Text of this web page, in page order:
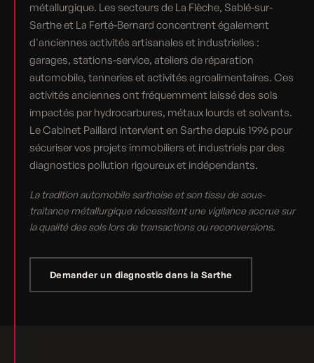
métallurgique. Les secteurs de La Flèche, Sablé-sur-
Sarthe et La Ferté-Bernard concentrent également
d'anciennes activités artisanales et industrielles :
garages, stations-service, ateliers de réparation
automobile, tanneries et activités agroalimentaires. Ces
activités anciennes ont fréquemment laissé des sols
impactés par hydrocarbures, métaux lourds et solvants.
Le Cabinet Paillard intervient en Sarthe depuis 1996 pour
sécuriser vos projets immobiliers et industriels par des
diagnostics pollution rigoureux et indépendants.
La tradition automobile sarthoise et son tissu de sous-
traitance métallurgique nécessitent une vigilance accrue sur
la qualité des sols lors de transactions ou reconversions.
Demander un diagnostic dans la Sarthe